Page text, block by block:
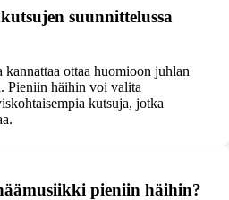
suunnittelussa
kannattaa ottaa huomioon juhlan
Pieniin häihin voi valita
kutsuja, jotka
pieniin häihin?